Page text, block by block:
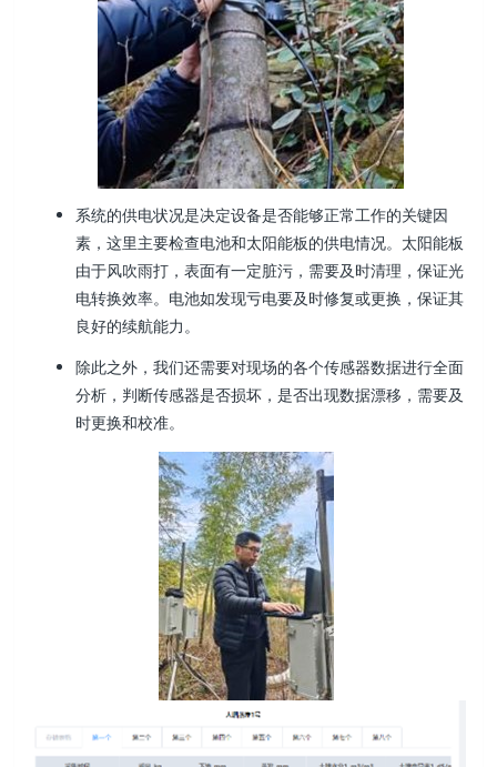
系统的供电状况是决定设备是否能够正常工作的关键因
素，这里主要检查电池和太阳能板的供电情况。太阳能板
由于风吹雨打，表面有一定脏污，需要及时清理，保证光
电转换效率。电池如发现亏电要及时修复或更换，保证其
良好的续航能力。
除此之外，我们还需要对现场的各个传感器数据进行全面
分析，判断传感器是否损坏，是否出现数据漂移，需要及
时更换和校准。